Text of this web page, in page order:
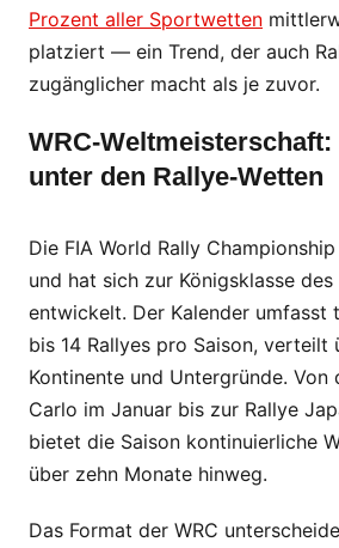
Prozent aller Sportwetten
platziert — ein Trend, der auch
zugänglicher macht als je zuvor.
WRC-
unter den Rallye-Wetten
Die FIA World Rally
und hat sich zur Königsklasse
entwickelt. Der Kalender umfasst
bis 14 Rallyes pro Saison, verteilt
Kontinente und Untergründe. Von
Carlo im Januar bis zur Rallye
bietet die Saison kontinuierliche
über zehn Monate hinweg.
Das Format der WRC